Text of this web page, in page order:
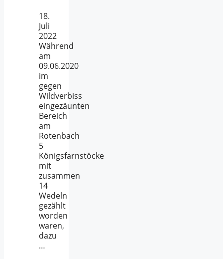
18.
Juli
2022
Während
am
09.06.2020
im
gegen
Wildverbiss
eingezäunten
Bereich
am
Rotenbach
5
Königsfarnstöcke
mit
zusammen
14
Wedeln
gezählt
worden
waren,
dazu
…